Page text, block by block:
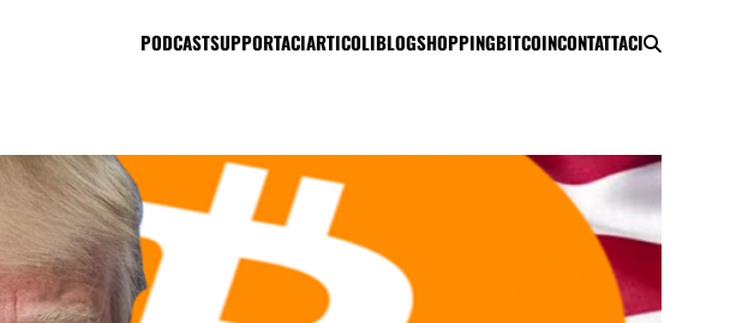
PODCASTSUPPORTACIARTICOLIBLOGSHOPPINGBITCOINCONTATTACI